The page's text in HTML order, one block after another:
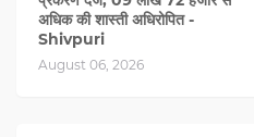
अधिक की शास्ती अधिरोपित -
Shivpuri
August 06, 2026